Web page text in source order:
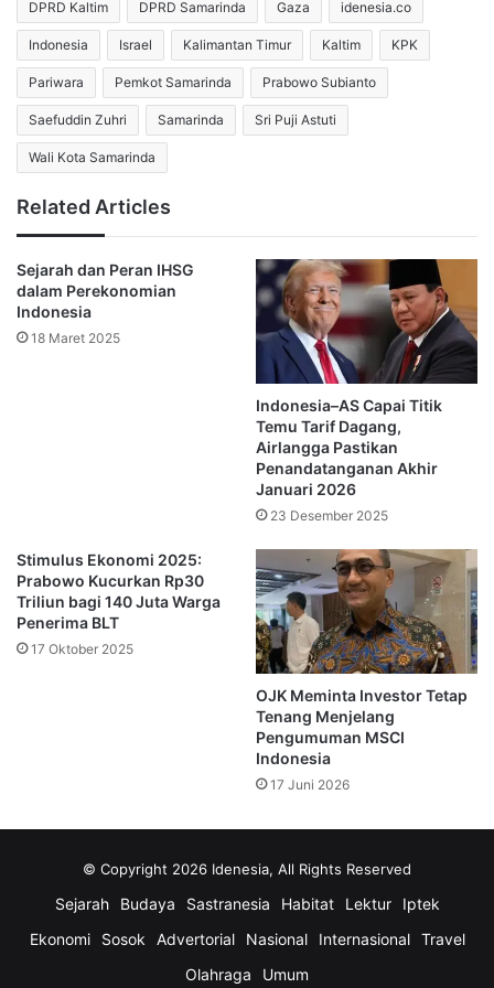
Reformasi
Airlangga menilai evaluasi MSCI justru menjadi pengingat
penting untuk mempercepat reformasi pasar modal yang
selama ini telah berjalan.
Menurutnya, pemerintah tidak melihat penyesuaian
transparansi pasar dan kualitas keterbukaan informasi bagi
investor global.
Ia menegaskan pemerintah bersama Otoritas Jasa
Keuangan (OJK) dan Bursa Efek Indonesia (BEI) telah
menjalankan berbagai langkah pembenahan untuk
meningkatkan kepercayaan investor.
“Fundamental ekonomi Indonesia tetap kuat. Pemerintah
berkomitmen menyelesaikan agenda reformasi pasar
modal agar kepercayaan investor terus terjaga,” katanya.
Selain itu, MSCI juga tidak menemukan persoalan terkait
pembatasan kepemilikan asing yang sebelumnya sering
menjadi perhatian dalam evaluasi aksesibilitas pasar.
Delapan Langkah Reformasi
reformasi.
Salah satu langkah utama ialah menaikkan ketentuan free
DPRD Kaltim DPRD Samarinda Gaza idenesia.co
Indonesia Israel Kalimantan Timur Kaltim KPK
Pariwara Pemkot Samarinda Prabowo Subianto
Saefuddin Zuhri Samarinda Sri Puji Astuti
Wali Kota Samarinda
Related Articles
Sejarah dan Peran IHSG
dalam Perekonomian
Indonesia
18 Maret 2025
Indonesia–AS Capai Titik
Temu Tarif Dagang,
Airlangga Pastikan
Penandatanganan Akhir
Januari 2026
23 Desember 2025
Stimulus Ekonomi 2025:
Prabowo Kucurkan Rp30
Triliun bagi 140 Juta Warga
Penerima BLT
17 Oktober 2025
OJK Meminta Investor Tetap
Tenang Menjelang
Pengumuman MSCI
Indonesia
17 Juni 2026
© Copyright 2026 Idenesia, All Rights Reserved
Sejarah Budaya Sastranesia Habitat Lektur
Iptek
Ekonomi
Sosok Advertorial Nasional Internasional
Travel
Olahraga
Umum